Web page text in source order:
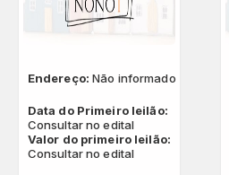
Endereço:Não informado
Data do Primeiro leilão:
Consultar no edital
Valor do primeiro leilão:
Consultar no edital